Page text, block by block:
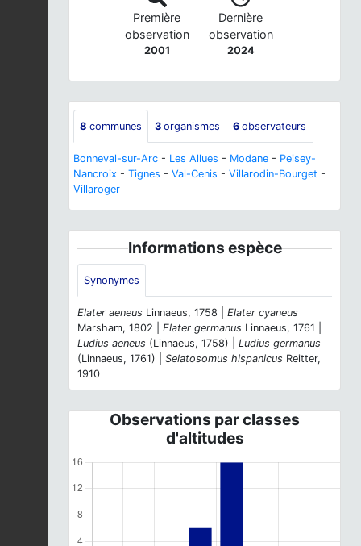
Première
observation
2001
Dernière
observation
2024
8 communes 3 organismes 6 observateurs
Bonneval-sur-Arc - Les Allues - Modane - Peisey-
Nancroix - Tignes - Val-Cenis - Villarodin-Bourget -
Villaroger
Informations espèce
Synonymes
Elater aeneus Linnaeus, 1758 | Elater cyaneus
Marsham, 1802 | Elater germanus Linnaeus, 1761 |
Ludius aeneus (Linnaeus, 1758) | Ludius germanus
(Linnaeus, 1761) | Selatosomus hispanicus Reitter,
1910
Observations par classes
d'altitudes